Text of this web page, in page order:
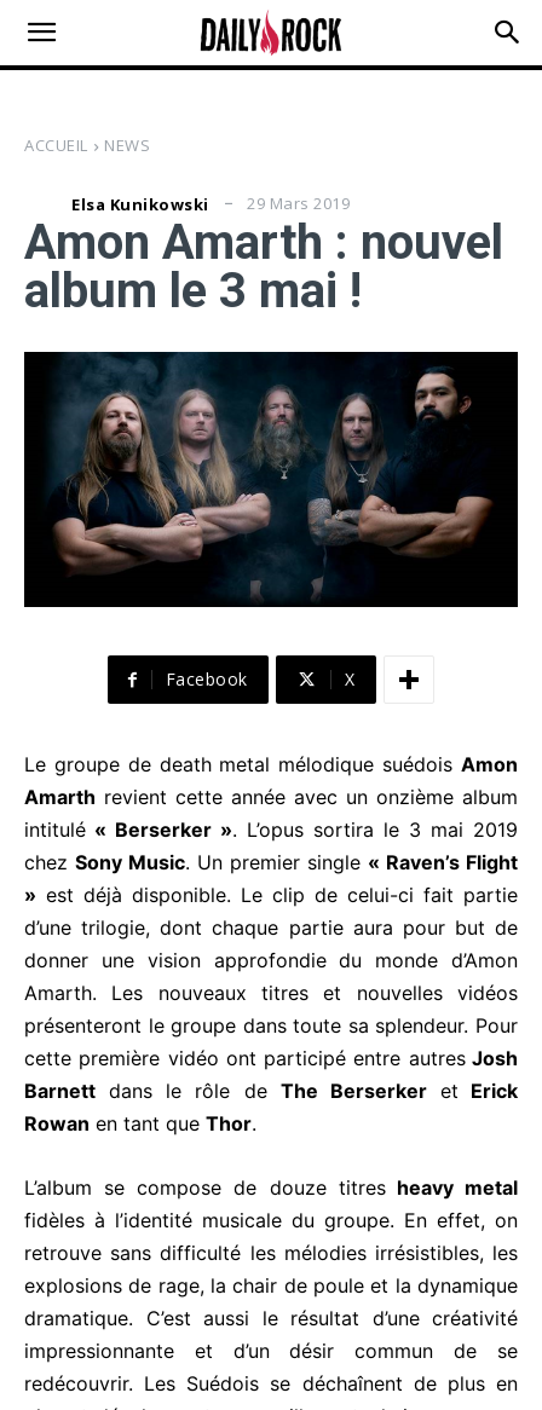
ACCUEIL NEWS
Elsa Kunikowski 29 Mars 2019
Amon Amarth : nouvel
album le 3 mai !
Facebook X
Le groupe de death metal mélodique suédois Amon
Amarth revient cette année avec un onzième album
intitulé « Berserker ». L’opus sortira le 3 mai 2019
chez Sony Music. Un premier single « Raven’s Flight
» est déjà disponible. Le clip de celui-ci fait partie
d’une trilogie, dont chaque partie aura pour but de
donner une vision approfondie du monde d’Amon
Amarth. Les nouveaux titres et nouvelles vidéos
présenteront le groupe dans toute sa splendeur. Pour
cette première vidéo ont participé entre autresJosh
Barnett dans le rôle de The Berserkeret Erick
Rowan en tant que Thor.
L’album se compose de douze titresheavy metal
fidèles à l’identité musicale du groupe. En effet, on
retrouve sans difficulté les mélodies irrésistibles, les
explosions de rage, la chair de poule et la dynamique
dramatique. C’est aussi le résultat d’une créativité
impressionnante et d’un désir commun de se
redécouvrir. Les Suédois se déchaînent de plus en